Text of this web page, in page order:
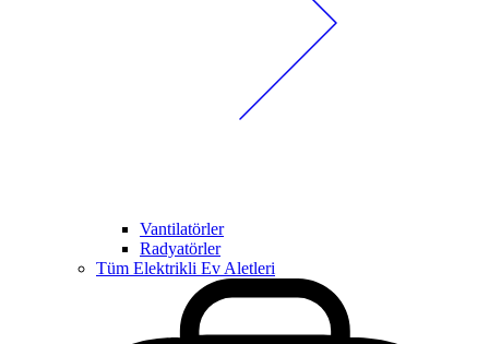
Vantilatörler
Radyatörler
Tüm Elektrikli Ev Aletleri